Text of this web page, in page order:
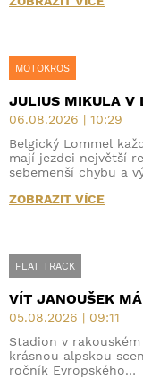
MOTOKROS
JULIUS MIKULA V
06.08.2026 | 10:29
Belgický Lommel
mají jezdci největší
sebemenší chybu a
ZOBRAZIT VÍCE
FLAT TRACK
VÍT JANOUŠEK
05.08.2026 | 09:11
Stadion v
krásnou alpskou
ročník Evropského…